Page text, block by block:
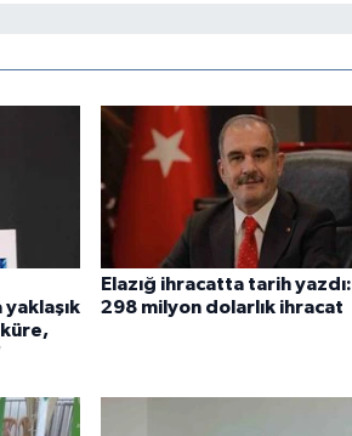
Elazığ ihracatta tarih yazdı:
298 milyon dolarlık ihracat